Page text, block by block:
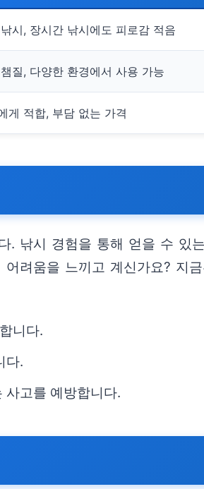
시, 장시간 낚시에도 피로감 적음
질, 다양한 환경에서 사용 가능
게 적합, 부담 없는 가격
낚시 경험을 통해 얻을 수 있
려움을 느끼고 계신가요? 지
니다.
다.
고를 예방합니다.